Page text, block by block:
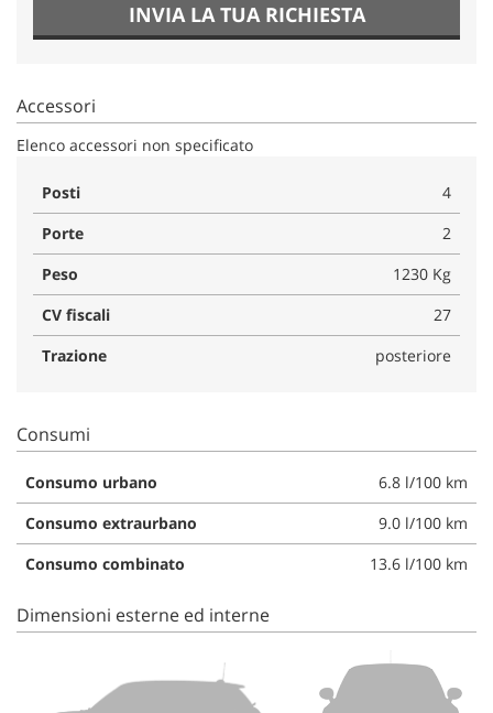
INVIA LA TUA RICHIESTA
Accessori
Elenco accessori non specificato
Posti
4
Porte
2
Peso
1230 Kg
CV fiscali
27
Trazione
posteriore
Consumi
Consumo urbano
6.8 l/100 km
Consumo extraurbano
9.0 l/100 km
Consumo combinato
13.6 l/100 km
Dimensioni esterne ed interne